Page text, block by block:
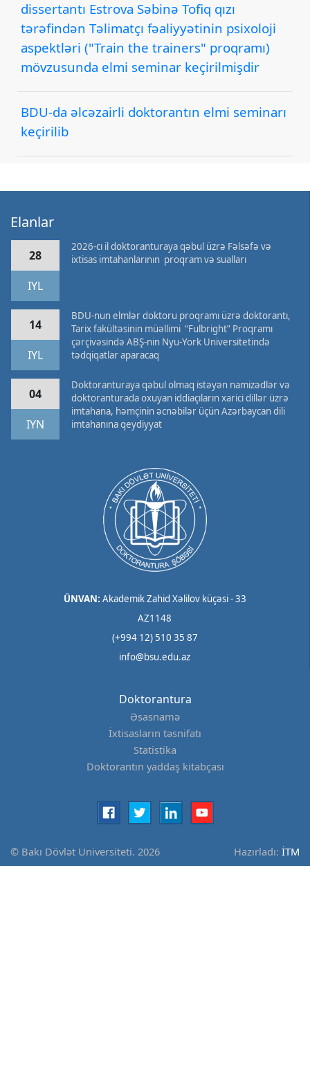
dissertantı Estrova Səbinə Tofiq qızı
tərəfindən Təlimatçı fəaliyyətinin psixoloji
aspektləri ("Train the trainers" proqramı)
mövzusunda elmi seminar keçirilmişdir
BDU-da əlcəzairli doktorantın elmi seminarı
keçirilib
Elanlar
28
IYL
2026-cı il doktoranturaya qəbul üzrə Fəlsəfə və
ixtisas imtahanlarının proqram və sualları
14
IYL
BDU-nun elmlər doktoru proqramı üzrə doktorantı,
Tarix fakültəsinin müəllimi “Fulbright” Proqramı
çərçivəsində ABŞ-nin Nyu-York Universitetində
tədqiqatlar aparacaq
04
IYN
Doktoranturaya qəbul olmaq istəyən namizədlər və
doktoranturada oxuyan iddiaçıların xarici dillər üzrə
imtahana, həmçinin əcnəbilər üçün Azərbaycan dili
imtahanına qeydiyyat
ÜNVAN: Akademik Zahid Xəlilov küçəsi - 33
AZ1148
(+994 12) 510 35 87
info@bsu.edu.az
Doktorantura
Əsasnamə
İxtisasların təsnifatı
Statistika
Doktorantın yaddaş kitabçası
© Bakı Dövlət Universiteti. 2026 Hazırladı: İTM